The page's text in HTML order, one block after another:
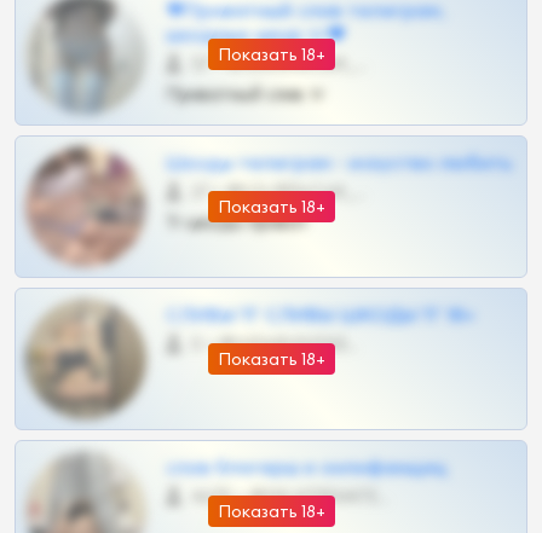
Показать 18+
❤Приватный слив телеграм,
шкодных шкур тг❤
57 •
Приватный слив тг
Показать 18+
Шкоды телеграм - искуство любить
27 •
Тг шкоды приват
Показать 18+
СЛИВЫ ТГ СЛИВЫ ШКОДЫ ТГ 18+
0 •
Показать 18+
слив блогерш и онлифанщиц
4675 •